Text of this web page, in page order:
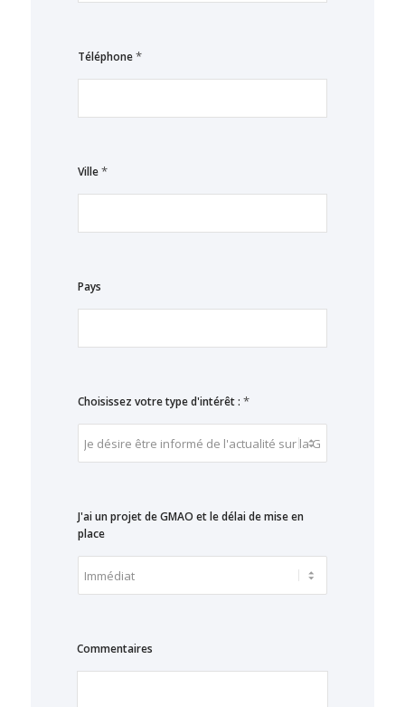
Téléphone*
Ville*
Pays
Choisissez votre type d'intérêt : *
J'ai un projet de GMAO et le délai de mise en
place
Commentaires